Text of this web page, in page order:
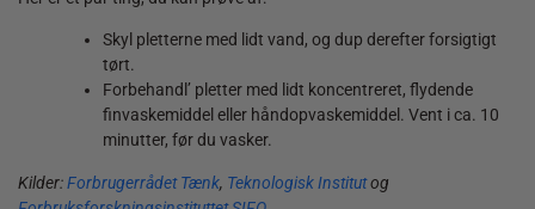
Skyl pletterne med lidt vand, og dup derefter forsigtigt
tørt.
Forbehandl’ pletter med lidt koncentreret, flydende
finvaskemiddel eller håndopvaskemiddel. Vent i ca. 10
minutter, før du vasker.
Kilder:Forbrugerrådet Tænk, Teknologisk Institutog